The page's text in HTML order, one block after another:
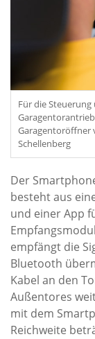
Für die
Garagentoröffner
Schellenberg
Der
besteht aus
und einer App
empfängt die
Bluetooth
Kabel an den
Außentores
mit dem
Reichweite